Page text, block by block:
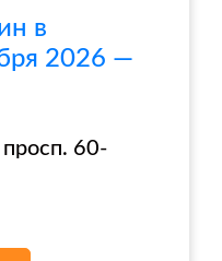
в
2026 —
60-